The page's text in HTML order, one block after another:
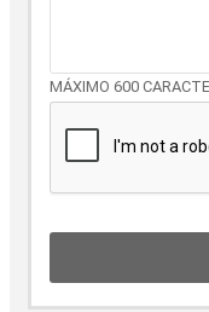
MÁXIMO 600